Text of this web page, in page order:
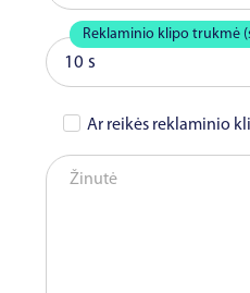
10 s
Reklaminio klipo trukmė
Ar reikės reklaminio
Žinutė